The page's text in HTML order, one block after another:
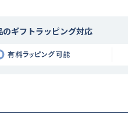
のギフトラッピング対応